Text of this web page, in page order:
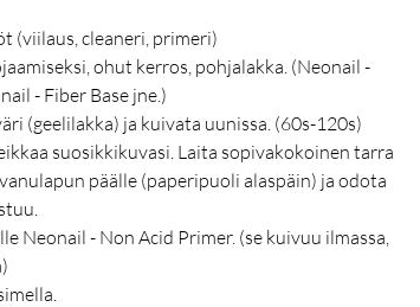
(viilaus, cleaneri, primeri)
ohut kerros, pohjalakka. (Neonail -
- Fiber Base jne.)
(geelilakka) ja kuivata uunissa. (60s-120s)
suosikkikuvasi. Laita sopivakokoinen tarra
päälle (paperipuoli alaspäin) ja odota
Neonail - Non Acid Primer. (se kuivuu ilmassa,